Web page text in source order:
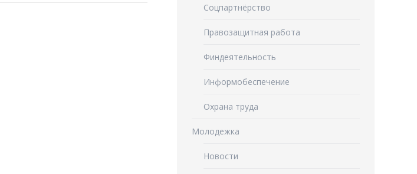
Соцпартнёрство
Правозащитная работа
Финдеятельность
Информобеспечение
Охрана труда
Молодежка
Новости